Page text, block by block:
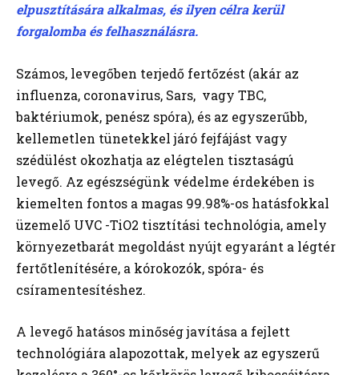
elpusztítására alkalmas, és ilyen célra kerül
forgalomba és felhasználásra.
Számos, levegőben terjedő fertőzést (akár az
influenza, coronavirus, Sars, vagy TBC,
baktériumok, penész spóra), és az egyszerűbb,
kellemetlen tünetekkel járó fejfájást vagy
szédülést okozhatja az elégtelen tisztaságú
levegő. Az egészségünk védelme érdekében is
kiemelten fontos a magas 99.98%-os hatásfokkal
üzemelő UVC -TiO2 tisztítási technológia, amely
környezetbarát megoldást nyújt egyaránt a légtér
fertőtlenítésére, a kórokozók, spóra- és
csíramentesítéshez.
A levegő hatásos minőség javítása a fejlett
technológiára alapozottak, melyek az egyszerű